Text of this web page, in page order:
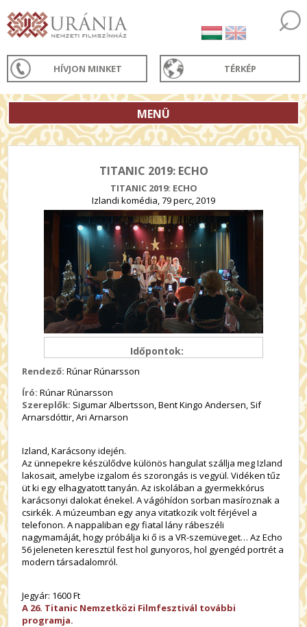
HÍVJON MINKET TÉRKÉP
MENÜ
TITANIC 2019: ECHO
TITANIC 2019: ECHO
Izlandi komédia, 79 perc, 2019
Időpontok:
Rendező: Rúnar Rúnarsson
Író: Rúnar Rúnarsson
Szereplők: Sigumar Albertsson, Bent Kingo Andersen, Sif
Arnarsdóttir, Ari Arnarson
Izland, Karácsony idején.
Az ünnepekre készülődve különös hangulat szállja meg Izland
lakosait, amelybe izgalom és szorongás is vegyül. Vidéken tűz
üt ki egy elhagyatott tanyán. Az iskolában a gyermekkórus
karácsonyi dalokat énekel. A vágóhídon sorban masíroznak a
csirkék. A múzeumban egy anya vitatkozik volt férjével a
telefonon. A nappaliban egy fiatal lány rábeszéli
nagymamáját, hogy próbálja ki ő is a VR-szemüveget… Az Echo
56 jeleneten keresztül fest hol gunyoros, hol gyengéd portrét a
modern társadalomról.
Jegyár: 1600 Ft
A 26. Titanic Nemzetközi Filmfesztivál további
programja.